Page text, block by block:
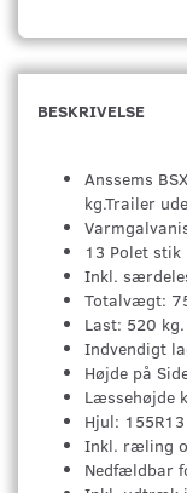
BESKRIVELSE
Anssems
kg.Trailer
13 Polet stik
Inkl.
Totalvægt:
Last: 520 kg.
Indvendigt
Højde på
Læssehøjde
Hjul: 155R13
Inkl. ræling
Nedfældbar